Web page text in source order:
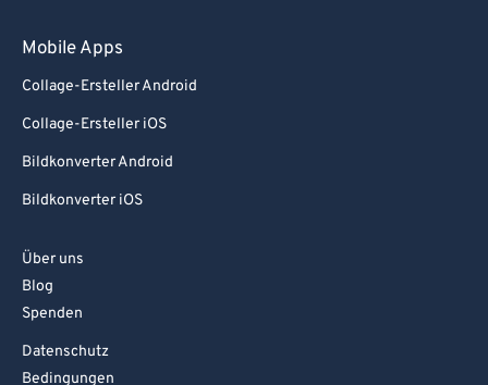
Mobile Apps
Collage-Ersteller Android
Collage-Ersteller iOS
Bildkonverter Android
Bildkonverter iOS
Über uns
Blog
Spenden
Datenschutz
Bedingungen